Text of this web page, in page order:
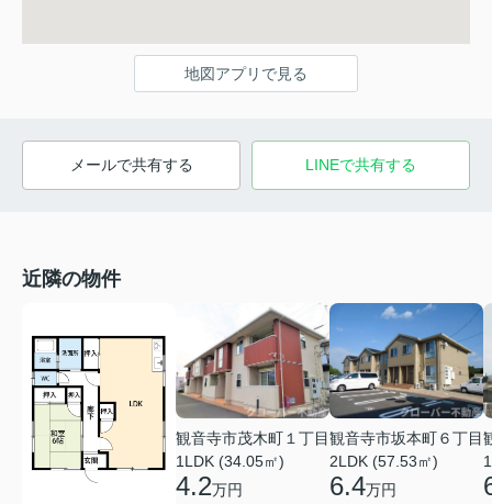
地図アプリで見る
メールで共有する LINEで共有する
近隣の物件
観音寺市茂木町１丁目
1LDK (34.05㎡)
4.2万円
観音寺市坂本町６丁目
2LDK (57.53㎡)
6.4万円